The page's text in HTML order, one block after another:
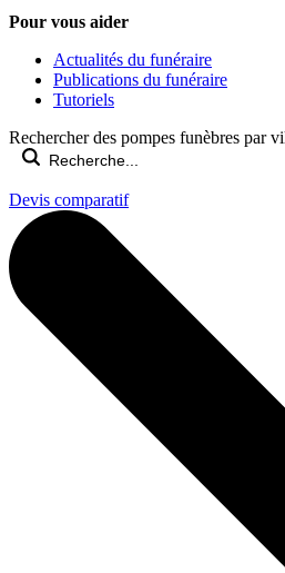
Pour vous aider
Actualités du funéraire
Publications du funéraire
Tutoriels
Rechercher des pompes funèbres par
Devis comparatif